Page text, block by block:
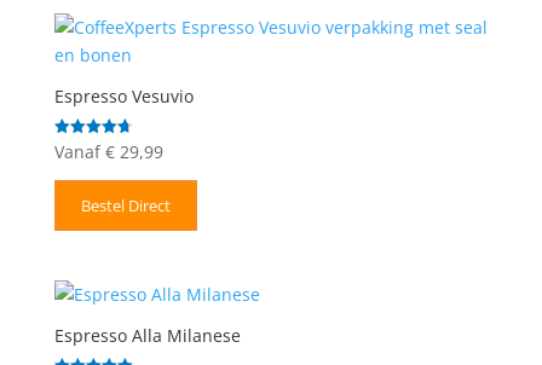
Espresso Vesuvio
Gewaardeerd
4.71
Vanaf €29,99
Bestel Direct
Espresso Alla Milanese